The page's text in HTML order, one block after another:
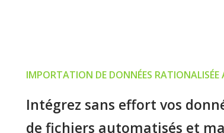
IMPORTATION DE DONNÉES RATIONALISÉE
Intégrez sans effort vos
de fichiers automatisés et